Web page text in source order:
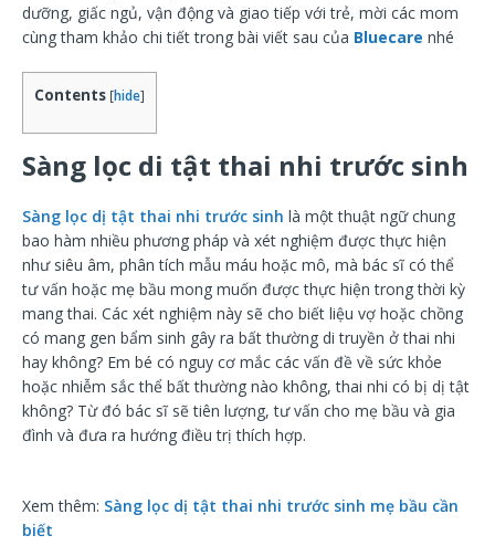
dưỡng, giấc ngủ, vận động và giao tiếp với trẻ, mời các mom
cùng tham khảo chi tiết trong bài viết sau của Bluecare nhé
Contents [hide]
Sàng lọc di tật thai nhi trước sinh
Sàng lọc dị tật thai nhi trước sinh là một thuật ngữ chung
bao hàm nhiều phương pháp và xét nghiệm được thực hiện
như siêu âm, phân tích mẫu máu hoặc mô, mà bác sĩ có thể
tư vấn hoặc mẹ bầu mong muốn được thực hiện trong thời kỳ
mang thai. Các xét nghiệm này sẽ cho biết liệu vợ hoặc chồng
có mang gen bẩm sinh gây ra bất thường di truyền ở thai nhi
hay không? Em bé có nguy cơ mắc các vấn đề về sức khỏe
hoặc nhiễm sắc thể bất thường nào không, thai nhi có bị dị tật
không? Từ đó bác sĩ sẽ tiên lượng, tư vấn cho mẹ bầu và gia
đình và đưa ra hướng điều trị thích hợp.
Xem thêm: Sàng lọc dị tật thai nhi trước sinh mẹ bầu cần
biết